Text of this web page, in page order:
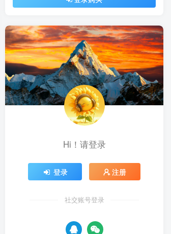
Hi！请登录
登录 注册
社交账号登录